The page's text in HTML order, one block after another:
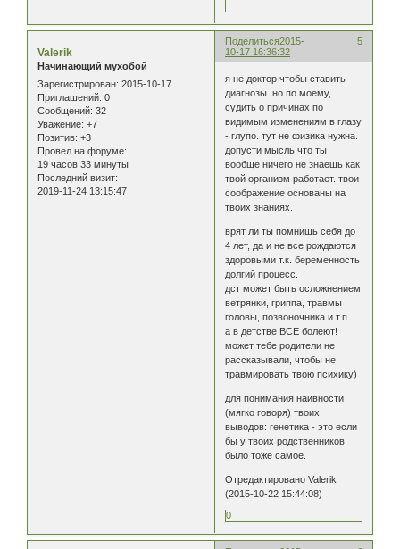
Поделиться 5
2015-
10-17 16:36:32
Valerik
Начинающий мухобой
Зарегистрирован: 2015-10-17
Приглашений: 0
Сообщений: 32
Уважение: +7
Позитив: +3
Провел на форуме:
19 часов 33 минуты
Последний визит:
2019-11-24 13:15:47
я не доктор чтобы ставить
диагнозы. но по моему,
судить о причинах по
видимым изменениям в глазу
- глупо. тут не физика нужна.
допусти мысль что ты
вообще ничего не знаешь как
твой организм работает. твои
соображение основаны на
твоих знаниях.
врят ли ты помнишь себя до
4 лет, да и не все рождаются
здоровыми т.к. беременность
долгий процесс.
дст может быть осложнением
ветрянки, гриппа, травмы
головы, позвоночника и т.п.
а в детстве ВСЕ болеют!
может тебе родители не
рассказывали, чтобы не
травмировать твою психику)
для понимания наивности
(мягко говоря) твоих
выводов: генетика - это если
бы у твоих родственников
было тоже самое.
Отредактировано Valerik
(2015-10-22 15:44:08)
0